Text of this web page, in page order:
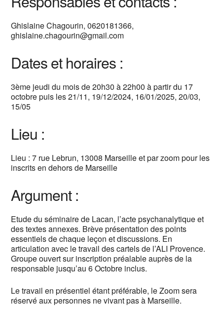
Ghislaine Chagourin, 0620181366,
ghislaine.chagourin@gmail.com
Dates et horaires :
3ème jeudi du mois de 20h30 à 22h00 à partir du 17
octobre puis les 21/11, 19/12/2024, 16/01/2025, 20/03,
15/05
Lieu :
Lieu : 7 rue Lebrun, 13008 Marseille et par zoom pour les
inscrits en dehors de Marseille
Argument :
Etude du séminaire de Lacan, l’acte psychanalytique et
des textes annexes. Brève présentation des points
essentiels de chaque leçon et discussions. En
articulation avec le travail des cartels de l’ALI Provence.
Groupe ouvert sur inscription préalable auprès de la
responsable jusqu’au 6 Octobre inclus.
Le travail en présentiel étant préférable, le Zoom sera
réservé aux personnes ne vivant pas à Marseille.